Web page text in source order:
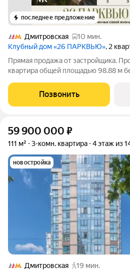
последнее предложение
Дмитровская
10 мин.
Клубный дом «26 ПАРКВЬЮ», 2
Прямая продажа от застройщика.
квартира общей площадью 98.88 м
Расположение Проект расположен
с устойчивой городской
Позвонить
59 900 000 ₽
111 м² 3-комн. квартира 4 этаж из
новостройка
Дмитровская
19 мин.